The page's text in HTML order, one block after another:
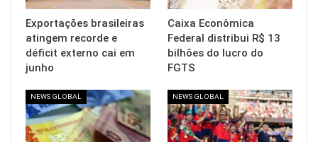
Exportações brasileiras
atingem recorde e
déficit externo cai em
junho
Caixa Econômica
Federal distribui R$ 13
bilhões do lucro do
FGTS
NEWS GLOBAL NEWS GLOBAL